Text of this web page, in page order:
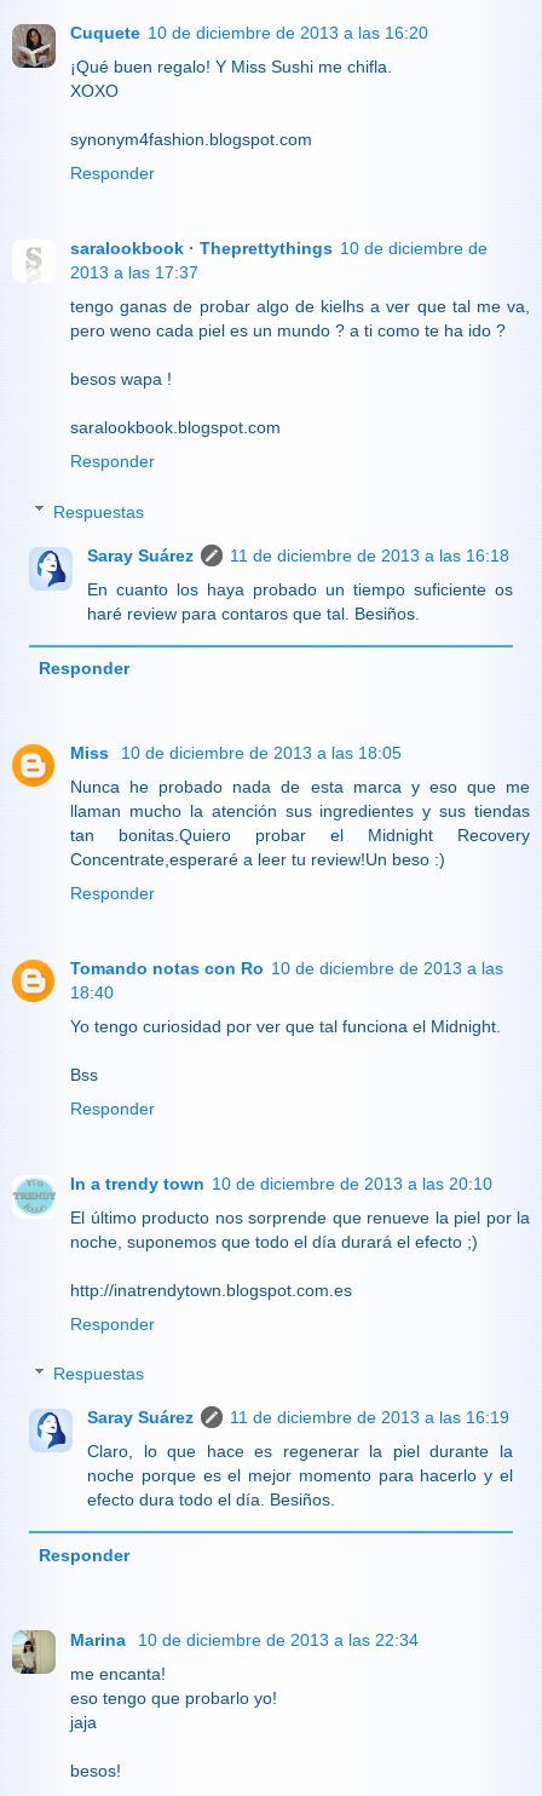
Cuquete 10 de diciembre de 2013 a las 16:20
¡Qué buen regalo! Y Miss Sushi me chifla.
XOXO
synonym4fashion.blogspot.com
Responder
saralookbook · Theprettythings 10 de diciembre de
2013 a las 17:37
tengo ganas de probar algo de kielhs a ver que tal me va,
pero weno cada piel es un mundo ? a ti como te ha ido ?
besos wapa !
saralookbook.blogspot.com
Responder
Respuestas
Saray Suárez
11 de diciembre de 2013 a las 16:18
En cuanto los haya probado un tiempo suficiente os
haré review para contaros que tal. Besiños.
Responder
Miss
10 de diciembre de 2013 a las 18:05
Nunca he probado nada de esta marca y eso que me
llaman mucho la atención sus ingredientes y sus tiendas
tan bonitas.Quiero probar el Midnight Recovery
Concentrate,esperaré a leer tu review!Un beso :)
Responder
Tomando notas con Ro 10 de diciembre de 2013 a las
18:40
Yo tengo curiosidad por ver que tal funciona el Midnight.
Bss
Responder
In a trendy town 10 de diciembre de 2013 a las 20:10
El último producto nos sorprende que renueve la piel por la
noche, suponemos que todo el día durará el efecto ;)
http://inatrendytown.blogspot.com.es
Responder
Respuestas
Saray Suárez
11 de diciembre de 2013 a las 16:19
Claro, lo que hace es regenerar la piel durante la
noche porque es el mejor momento para hacerlo y el
efecto dura todo el día. Besiños.
Responder
Marina
10 de diciembre de 2013 a las 22:34
me encanta!
eso tengo que probarlo yo!
jaja
besos!